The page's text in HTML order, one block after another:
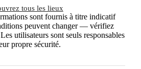
tous les lieux
sont fournis à titre indicatif
peuvent changer — vérifiez
utilisateurs sont seuls responsables
propre sécurité.